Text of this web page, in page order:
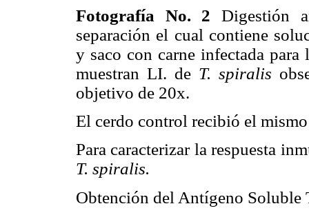
Fotografía No. 2Digestión
separación el cual contiene
y saco con carne infectada
muestran LI. de T. spiralis
objetivo de 20x.
El cerdo control recibió el
Para caracterizar la respuesta
T. spiralis.
Obtención del Antígeno Soluble